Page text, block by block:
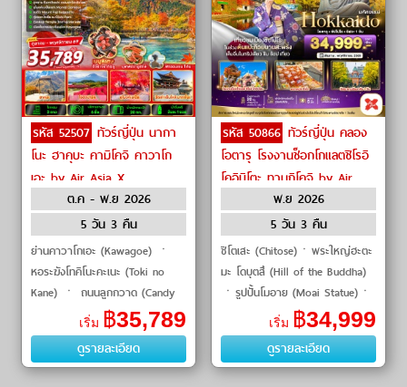
รหัส 52507 ทัวร์ญี่ปุ่น นากา
โนะ ฮาคุบะ คามิโคจิ คาวาโก
เอะ by Air Asia X
ต.ค - พ.ย 2026
5 วัน 3 คืน
ย่านคาวาโกเอะ (Kawagoe) ㆍ
หอระฆังโทคิโนะคะเนะ (Toki no
Kane) ㆍ ถนนลูกกวาด (Candy
Alley) ㆍ ศาลเจ้าฮิคาวะ
(Kawagoe Hikawa Shrine) ㆍ
วัดเซ็นโคจิ (Zenkoji Temple) �
เริ่ม ฿35,789
ดูรายละเอียด
รหัส 50866 ทัวร์ญี่ปุ่น คลอง
โอตารุ โรงงานช็อกโกแลตชิโรอิ
โคอิบิโตะ ทานุกิโคจิ by Air
พ.ย 2026
5 วัน 3 คืน
ชิโตเสะ (Chitose)ㆍพระใหญ่ฮะตะ
มะ โดบุตสึ (Hill of the Buddha)
ㆍรูปปั้นโมอาย (Moai Statue)ㆍ
โรงงานช็อกโกแลตชิโรอิ โคอิบิโตะ
(Shiroi Koibito Park)ㆍตลาด
เริ่ม ฿34,999
ดูรายละเอียด